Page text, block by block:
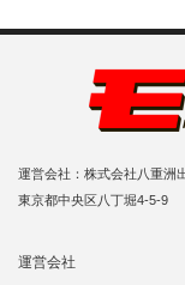
運営会社：株式会社八重洲
東京都中央区八丁堀4-5-9
運営会社